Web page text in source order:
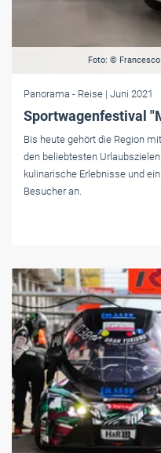
Foto: ©
Panorama - Reise | Juni 2021
Sportwagenfestival
Bis heute gehört die Region
den beliebtesten
kulinarische Erlebnisse und
Besucher an.